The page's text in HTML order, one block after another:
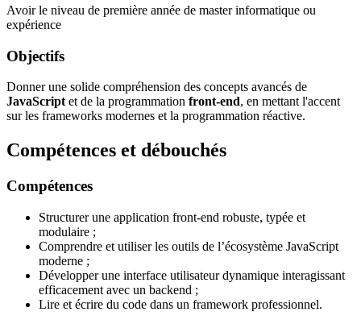
Avoir le niveau de première année de master informatique ou
expérience
Objectifs
Donner une solide compréhension des concepts avancés de
JavaScript et de la programmation front-end, en mettant l'accent
sur les frameworks modernes et la programmation réactive.
Compétences et débouchés
Compétences
Structurer une application front-end robuste, typée et
modulaire ;
Comprendre et utiliser les outils de l’écosystème JavaScript
moderne ;
Développer une interface utilisateur dynamique interagissant
efficacement avec un backend ;
Lire et écrire du code dans un framework professionnel.